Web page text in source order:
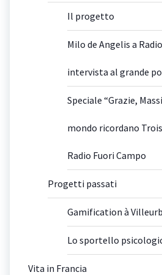
Il progetto
Milo de Angelis a
intervista al grande
Speciale “Grazie,
mondo ricordano
Radio Fuori Campo
Progetti passati
Gamification à
Lo sportello
Vita in Francia